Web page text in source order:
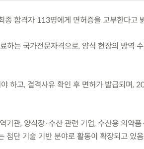
합격자 113명에게 면허증을 교부한다고
하는 국가전문자격으로, 양식 현장의 방역
하고, 결격사유 확인 후 면허가 발급되며,
관, 양식장·수산 관련 기업, 수산용 의약품
첨단 기술 기반 분야로 활동이 확장되고 있음.